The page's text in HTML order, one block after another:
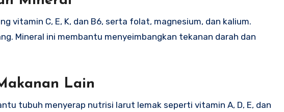
vitamin C, E, K, dan B6, serta folat, magnesium, dan kalium.
Mineral ini membantu menyeimbangkan tekanan darah dan
Lain
tubuh menyerap nutrisi larut lemak seperti vitamin A, D, E, dan